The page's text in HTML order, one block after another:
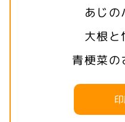
あじの
大根と
青梗菜の